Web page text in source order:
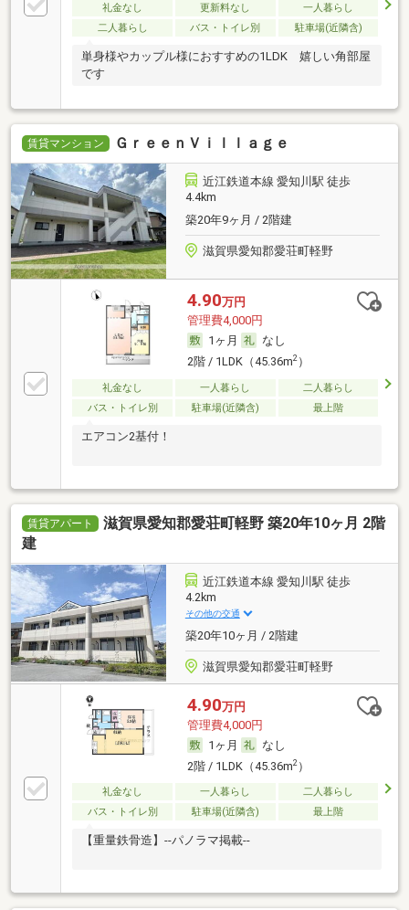
礼金なし 更新料なし
一人暮らし
二人暮らし
バス・トイレ別 駐車場(近隣含)
単身様やカップル様におすすめの1LDK 嬉しい角部屋
です
賃貸マンション ＧｒｅｅｎＶｉｌｌａｇｅ
近江鉄道本線 愛知川駅 徒歩
4.4km
築20年9ヶ月 / 2階建
滋賀県愛知郡愛荘町軽野
4.90万円
管理費4,000円
1ヶ月
なし
2階 / 1LDK（45.36m2）
礼金なし 一人暮らし
二人暮らし
バス・トイレ別
駐車場(近隣含) 最上階
エアコン2基付！
賃貸アパート
滋賀県愛知郡愛荘町軽野 築20年10ヶ月 2階
建
近江鉄道本線 愛知川駅 徒歩
4.2km
その他の交通
築20年10ヶ月 / 2階建
滋賀県愛知郡愛荘町軽野
4.90万円
管理費4,000円
1ヶ月
なし
2階 / 1LDK（45.36m2）
礼金なし 一人暮らし
二人暮らし
バス・トイレ別
駐車場(近隣含) 最上階
【重量鉄骨造】--パノラマ掲載--